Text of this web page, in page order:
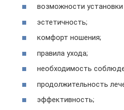
возможности
эстетичность;
комфорт ношения;
правила ухода;
необходимость
продолжительность
эффективность;